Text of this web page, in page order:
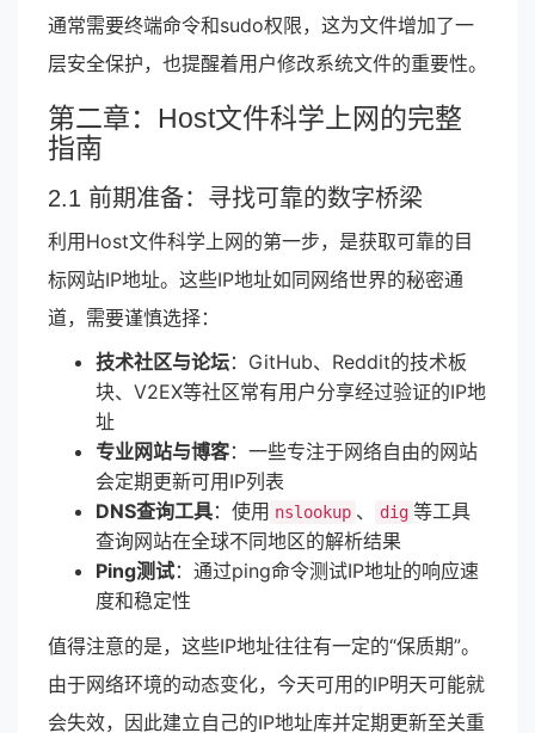
通常需要终端命令和sudo权限，这为文件增加了一
层安全保护，也提醒着用户修改系统文件的重要性。
第二章：Host文件科学上网的完整
指南
2.1 前期准备：寻找可靠的数字桥梁
利用Host文件科学上网的第一步，是获取可靠的目
标网站IP地址。这些IP地址如同网络世界的秘密通
道，需要谨慎选择：
技术社区与论坛：GitHub、Reddit的技术板
块、V2EX等社区常有用户分享经过验证的IP地
址
专业网站与博客：一些专注于网络自由的网站
会定期更新可用IP列表
DNS查询工具：使用 nslookup 、 dig 等工具
查询网站在全球不同地区的解析结果
Ping测试：通过ping命令测试IP地址的响应速
度和稳定性
值得注意的是，这些IP地址往往有一定的“保质期”。
由于网络环境的动态变化，今天可用的IP明天可能就
会失效，因此建立自己的IP地址库并定期更新至关重